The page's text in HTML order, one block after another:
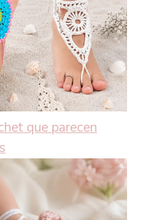
que parecen